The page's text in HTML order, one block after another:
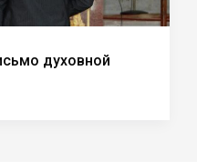
духовной